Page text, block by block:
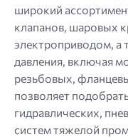
широкий
клапанов, шаровых
электроприводом, а
давления, включая
резьбовых,
позволяет
гидравлических,
систем тяжелой